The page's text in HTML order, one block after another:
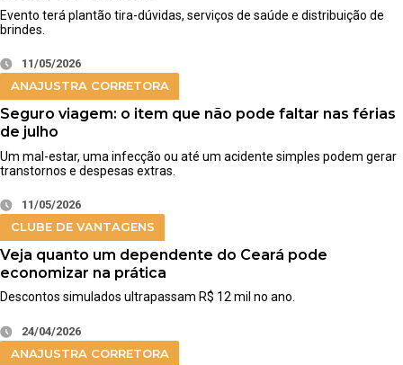
Evento terá plantão tira-dúvidas, serviços de saúde e distribuição de
brindes.
11/05/2026
ANAJUSTRA CORRETORA
Seguro viagem: o item que não pode faltar nas férias
de julho
Um mal-estar, uma infecção ou até um acidente simples podem gerar
transtornos e despesas extras.
11/05/2026
CLUBE DE VANTAGENS
Veja quanto um dependente do Ceará pode
economizar na prática
Descontos simulados ultrapassam R$ 12 mil no ano.
24/04/2026
ANAJUSTRA CORRETORA